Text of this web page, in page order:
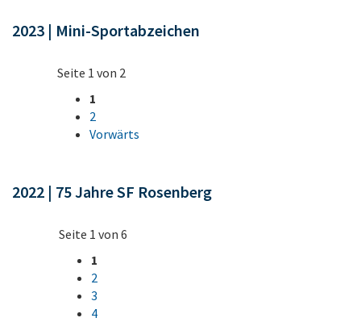
2023 | Mini-Sportabzeichen
Seite 1 von 2
1
2
Vorwärts
2022 | 75 Jahre SF Rosenberg
Seite 1 von 6
1
2
3
4